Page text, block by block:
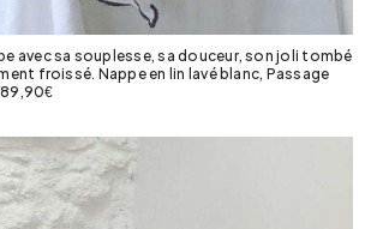
avec sa souplesse, sa douceur, son joli tombé
froissé. Nappe en lin lavé blanc, Passage
89,90€